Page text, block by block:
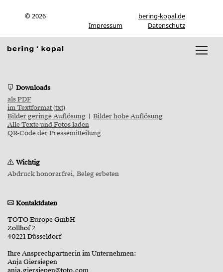
© 2026
bering-kopal.de
Datenschutz
Impressum
Downloads
als PDF
im Textformat (txt)
Bilder geringe Auflösung| Bilder hohe Auflösung
Alle Texte und Fotos laden
QR-Code der Pressemitteilung
Wichtig
Abdruck honorarfrei, Beleg erbeten
Kontaktdaten
TOTO Europe GmbH
Zollhof 2
40221 Düsseldorf
Ihre Ansprechpartnerin im Unternehmen:
Anja Giersiepen